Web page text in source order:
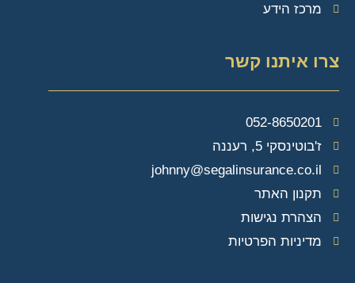
מרכז הידע
צרו איתנו קשר
052-8650201
ז'בוטינסקי 5, רעננה
johnny@segalinsurance.co.il
תקנון האתר
הצהרת נגישות
מדיניות הפרטיות